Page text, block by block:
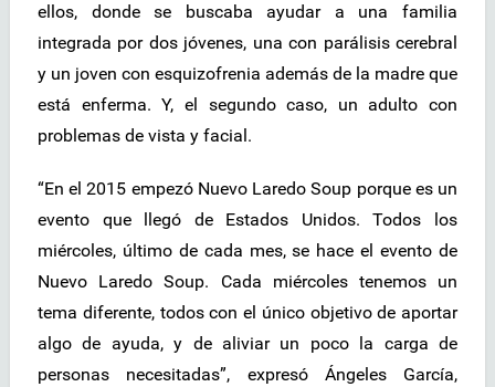
ellos, donde se buscaba ayudar a una familia
integrada por dos jóvenes, una con parálisis cerebral
y un joven con esquizofrenia además de la madre que
está enferma. Y, el segundo caso, un adulto con
problemas de vista y facial.
“En el 2015 empezó Nuevo Laredo Soup porque es un
evento que llegó de Estados Unidos. Todos los
miércoles, último de cada mes, se hace el evento de
Nuevo Laredo Soup. Cada miércoles tenemos un
tema diferente, todos con el único objetivo de aportar
algo de ayuda, y de aliviar un poco la carga de
personas necesitadas”, expresó Ángeles García,